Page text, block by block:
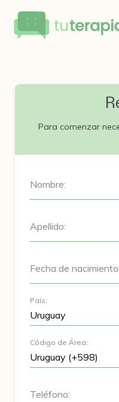
Para comenzar
Nombre:
Apellido:
Fecha de nacimiento:
País:
Código de Área:
Teléfono: